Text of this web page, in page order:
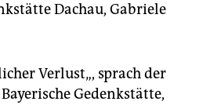
Dachau, Gabriele
Verlust„, sprach der
Gedenkstätte,